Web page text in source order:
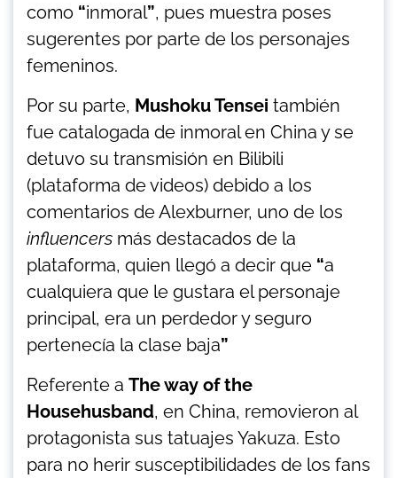
como “inmoral”, pues muestra poses
sugerentes por parte de los personajes
femeninos.
Por su parte, Mushoku Tensei también
fue catalogada de inmoral en China y se
detuvo su transmisión en Bilibili
(plataforma de videos) debido a los
comentarios de Alexburner, uno de los
influencers más destacados de la
plataforma, quien llegó a decir que “a
cualquiera que le gustara el personaje
principal, era un perdedor y seguro
pertenecía la clase baja”
Referente a The way of the
Househusband, en China, removieron al
protagonista sus tatuajes Yakuza. Esto
para no herir susceptibilidades de los fans